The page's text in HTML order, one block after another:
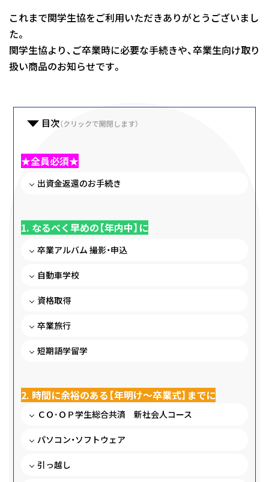
これまで関学生協をご利用いただきありがとうございまし
た。
関学生協より、ご卒業時に必要な手続きや、卒業生向け取り
扱い商品のお知らせです。
目次（クリックで開閉します）
★全員必須★
出資金返還のお手続き
1. なるべく早めの【年内中】に
卒業アルバム 撮影・申込
自動車学校
資格取得
卒業旅行
短期語学留学
2. 時間に余裕のある【年明け～卒業式】までに
ＣＯ･ＯＰ学生総合共済 新社会人コース
パソコン・ソフトウェア
引っ越し